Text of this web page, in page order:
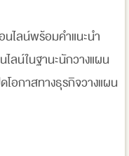
ไลน์พร้อมคำแนะนำ
ลน์ในฐานะนักวางแผน
อกาสทางธุรกิจวางแผน